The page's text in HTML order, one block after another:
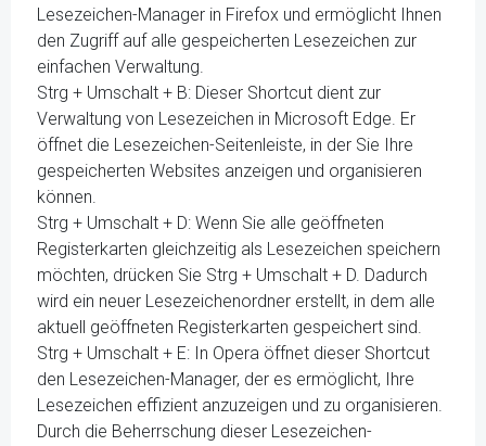
Lesezeichen-Manager in Firefox und ermöglicht Ihnen
den Zugriff auf alle gespeicherten Lesezeichen zur
einfachen Verwaltung.
Strg + Umschalt + B: Dieser Shortcut dient zur
Verwaltung von Lesezeichen in Microsoft Edge. Er
öffnet die Lesezeichen-Seitenleiste, in der Sie Ihre
gespeicherten Websites anzeigen und organisieren
können.
Strg + Umschalt + D: Wenn Sie alle geöffneten
Registerkarten gleichzeitig als Lesezeichen speichern
möchten, drücken Sie Strg + Umschalt + D. Dadurch
wird ein neuer Lesezeichenordner erstellt, in dem alle
aktuell geöffneten Registerkarten gespeichert sind.
Strg + Umschalt + E: In Opera öffnet dieser Shortcut
den Lesezeichen-Manager, der es ermöglicht, Ihre
Lesezeichen effizient anzuzeigen und zu organisieren.
Durch die Beherrschung dieser Lesezeichen-